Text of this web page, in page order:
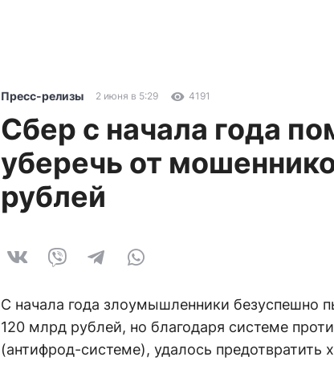
Пресс-релизы 2 июня в 5:29 4191
Сбер с начала года
уберечь от
рублей
С начала года злоумышленники безуспешно
120 млрд рублей, но благодаря системе
(антифрод-системе), удалось предотвратить